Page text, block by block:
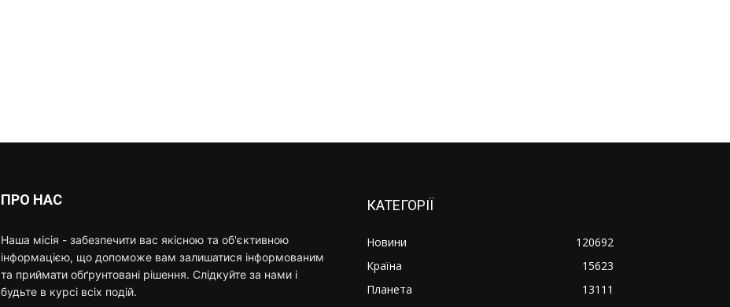
ПРО НАС
Наша місія - забезпечити вас якісною та об'єктивною
інформацією, що допоможе вам залишатися інформованим
та приймати обґрунтовані рішення. Слідкуйте за нами і
будьте в курсі всіх подій.
КАТЕГОРІЇ
Новини
120692
Країна
15623
Планета
13111